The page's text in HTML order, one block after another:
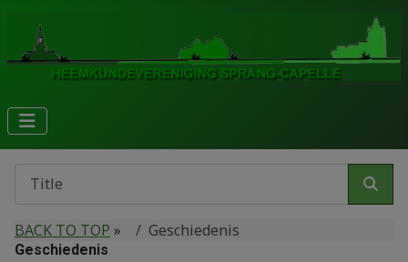
BACK TO TOP » Geschiedenis
Geschiedenis